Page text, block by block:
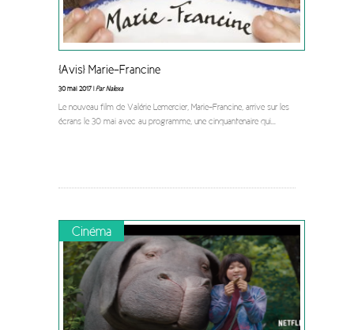
[Avis] Marie-Francine
30 mai 2017 |Par Nalexa
Le nouveau film de Valérie Lemercier, Marie-Francine, arrive sur les
écrans le 30 mai avec au programme, une cinquantenaire qui...
Cinéma